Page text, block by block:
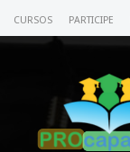
CURSOS PARTICIPE